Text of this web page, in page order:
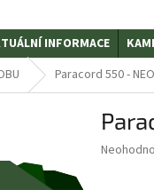
INFORMACE
Paracord 550 -
Průměrné